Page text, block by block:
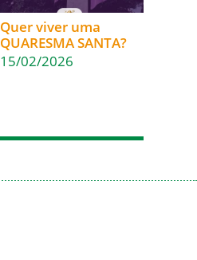
Quer viver uma
QUARESMA SANTA?
15/02/2026